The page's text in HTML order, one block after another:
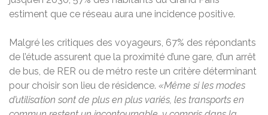
estiment que ce réseau aura une incidence positive.
Malgré les critiques des voyageurs, 67% des répondants
de l’étude assurent que la proximité d’une gare, d’un arrêt
de bus, de RER ou de métro reste un critère déterminant
pour choisir son lieu de résidence. «Même si les modes
d’utilisation sont de plus en plus variés, les transports en